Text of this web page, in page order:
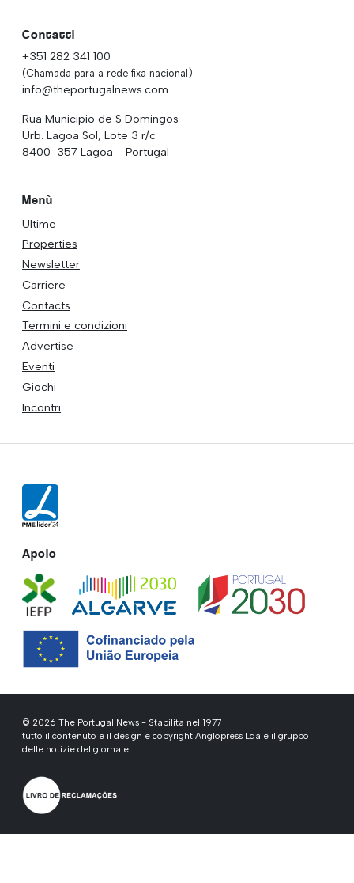
Contatti
+351 282 341 100
(Chamada para a rede fixa nacional)
info@theportugalnews.com
Rua Municipio de S Domingos
Urb. Lagoa Sol, Lote 3 r/c
8400-357 Lagoa - Portugal
Menù
Ultime
Properties
Newsletter
Carriere
Contacts
Termini e condizioni
Advertise
Eventi
Giochi
Incontri
Apoio
© 2026 The Portugal News - Stabilita nel 1977
tutto il contenuto e il design e copyright Anglopress Lda e il gruppo
delle notizie del giornale